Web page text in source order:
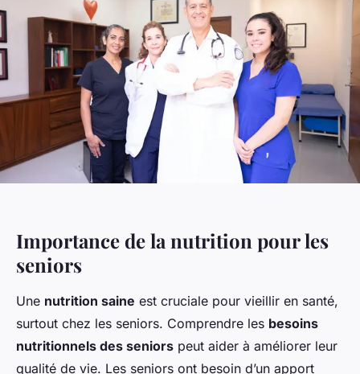
Importance de la nutrition pour les
seniors
Une nutrition saine est cruciale pour vieillir en santé,
surtout chez les seniors. Comprendre les besoins
nutritionnels des seniors peut aider à améliorer leur
qualité de vie. Les seniors ont besoin d’un apport